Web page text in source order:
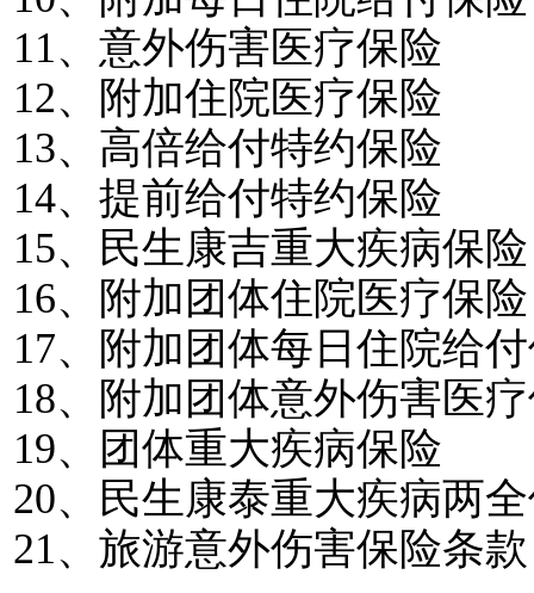
11、意外伤害医疗保险
12、附加住院医疗保险
13、高倍给付特约保险
14、提前给付特约保险
15、民生康吉重大疾病保险
16、附加团体住院医疗保险
17、附加团体每日住院给
18、附加团体意外伤害医
19、团体重大疾病保险
20、民生康泰重大疾病两
21、旅游意外伤害保险条款